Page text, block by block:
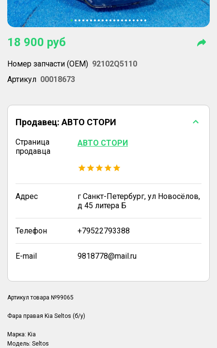
18 900 руб
Номер запчасти (OEM) 92102Q5110
Артикул 00018673
Продавец: АВТО СТОРИ
Страница
продавца
АВТО СТОРИ
Адрес
г Санкт-Петербург, ул Новосёлов,
д 45 литера Б
Телефон +79522793388
E-mail 9818778@mail.ru
Артикул товара №99065
Фара правая Kia Seltos (б/у)
Марка: Kia
Модель: Seltos